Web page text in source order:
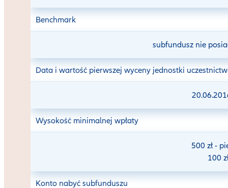
Benchmark
subfundusz nie
Data i wartość pierwszej wyceny jednostki
Wysokość minimalnej wpłaty
500 zł -
100
Konto nabyć subfunduszu